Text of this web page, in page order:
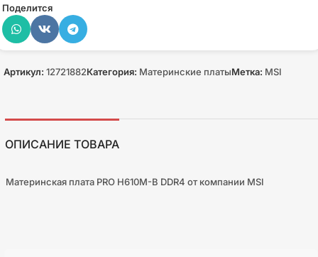
Поделится
Артикул: 12721882Категория: Материнские платыМетка: MSI
ОПИСАНИЕ ТОВАРА
Материнская плата PRO H610M-B DDR4 от компании MSI